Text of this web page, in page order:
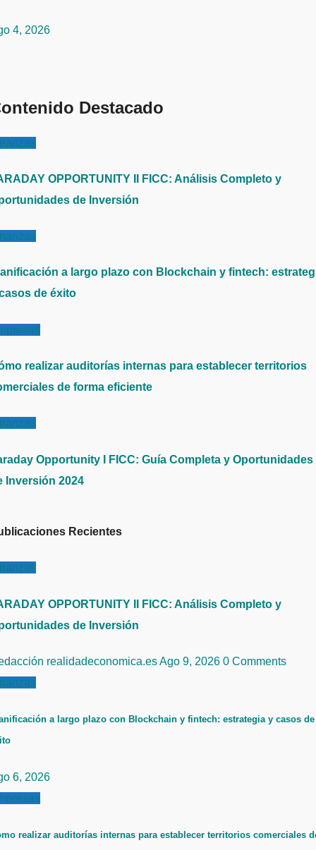
4, 2026
Destacado
OPPORTUNITY II FICC: Análisis Completo y
de Inversión
a largo plazo con Blockchain y fintech:
de éxito
realizar auditorías internas para establecer territorios
de forma eficiente
Opportunity I FICC: Guía Completa y Oportunidades
Inversión 2024
Recientes
OPPORTUNITY II FICC: Análisis Completo y
de Inversión
realidadeconomica.esAgo 9, 2026 0 Comments
a largo plazo con Blockchain y fintech: estrategia y casos de
6, 2026
realizar auditorías internas para establecer territorios comerciales